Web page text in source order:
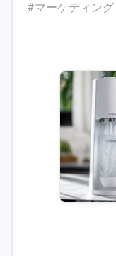
#マーケティン